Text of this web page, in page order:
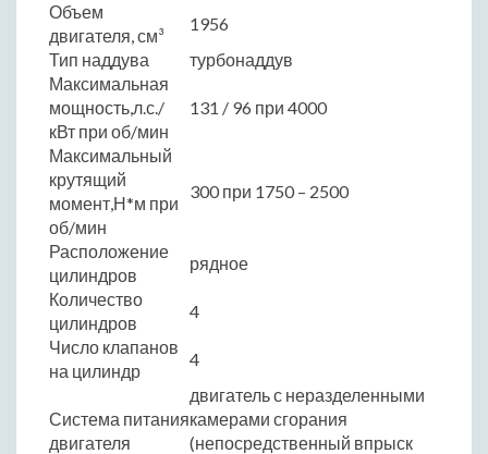
Объем
двигателя, см³
1956
Тип наддува
турбонаддув
Максимальная
мощность,л.с./
кВт при об/мин
131 / 96 при 4000
Максимальный
крутящий
момент,Н*м при
об/мин
300 при 1750 – 2500
Расположение
цилиндров
рядное
Количество
цилиндров
4
Число клапанов
на цилиндр
4
Система питания
двигателя
двигатель с неразделенными
камерами сгорания
(непосредственный впрыск